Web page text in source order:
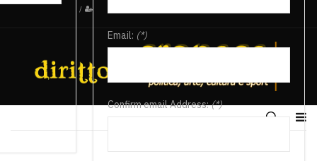
/
Email: (*)
Confirm email Address:(*)